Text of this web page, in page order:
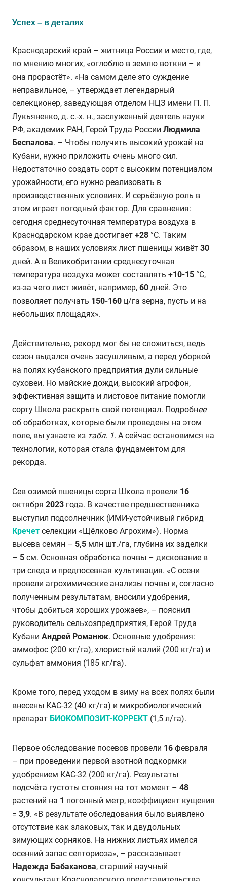
Успех – в деталях
Краснодарский край – житница России и место, где,
по мнению многих, «оглоблю в землю воткни – и
она прорастёт». «На самом деле это суждение
неправильное, – утверждает легендарный
селекционер, заведующая отделом НЦЗ имени П. П.
Лукьяненко, д. с.-х. н., заслуженный деятель науки
РФ, академик РАН, Герой Труда России Людмила
Беспалова. – Чтобы получить высокий урожай на
Кубани, нужно приложить очень много сил.
Недостаточно создать сорт с высоким потенциалом
урожайности, его нужно реализовать в
производственных условиях. И серьёзную роль в
этом играет погодный фактор. Для сравнения:
сегодня среднесуточная температура воздуха в
Краснодарском крае достигает +28 °C. Таким
образом, в наших условиях лист пшеницы живёт 30
дней. А в Великобритании среднесуточная
температура воздуха может составлять +10-15 °C,
из-за чего лист живёт, например, 60 дней. Это
позволяет получать 150-160 ц/га зерна, пусть и на
небольших площадях».
Действительно, рекорд мог бы не сложиться, ведь
сезон выдался очень засушливым, а перед уборкой
на полях кубанского предприятия дули сильные
суховеи. Но майские дожди, высокий агрофон,
эффективная защита и листовое питание помогли
сорту Школа раскрыть свой потенциал. Подробнее
об обработках, которые были проведены на этом
поле, вы узнаете из табл. 1. А сейчас остановимся на
технологии, которая стала фундаментом для
рекорда.
Сев озимой пшеницы сорта Школа провели 16
октября 2023 года. В качестве предшественника
выступил подсолнечник (ИМИ-устойчивый гибрид
Кречет селекции «Щёлково Агрохим»). Норма
высева семян – 5,5 млн шт./га, глубина их заделки
– 5 см. Основная обработка почвы – дискование в
три следа и предпосевная культивация. «С осени
провели агрохимические анализы почвы и, согласно
полученным результатам, вносили удобрения,
чтобы добиться хороших урожаев», – пояснил
руководитель сельхозпредприятия, Герой Труда
Кубани Андрей Романюк. Основные удобрения:
аммофос (200 кг/га), хлористый калий (200 кг/га) и
сульфат аммония (185 кг/га).
Кроме того, перед уходом в зиму на всех полях были
внесены КАС-32 (40 кг/га) и микробиологический
препарат БИОКОМПОЗИТ-КОРРЕКТ (1,5 л/га).
Первое обследование посевов провели 16 февраля
– при проведении первой азотной подкормки
удобрением КАС-32 (200 кг/га). Результаты
подсчёта густоты стояния на тот момент – 48
растений на 1 погонный метр, коэффициент кущения
= 3,9. «В результате обследования было выявлено
отсутствие как злаковых, так и двудольных
зимующих сорняков. На нижних листьях имелся
осенний запас септориоза», – рассказывает
Надежда Бабаханова, старший научный